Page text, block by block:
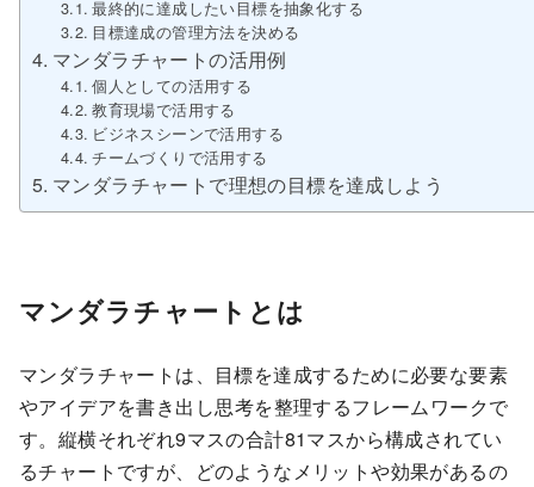
最終的に達成したい目標を抽象化する
目標達成の管理方法を決める
マンダラチャートの活用例
個人としての活用する
教育現場で活用する
ビジネスシーンで活用する
チームづくりで活用する
マンダラチャートで理想の目標を達成しよう
マンダラチャートとは
マンダラチャートは、目標を達成するために必要な要素
やアイデアを書き出し 思考を整理するフレームワークで
す。縦横それぞれ9マスの合計81マスから構成されてい
るチャートですが、どのようなメリットや効果があるの